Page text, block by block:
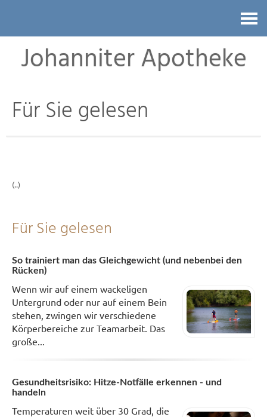
Johanniter Apotheke
Für Sie gelesen
(..)
Für Sie gelesen
So trainiert man das Gleichgewicht (und nebenbei den
Rücken)
Wenn wir auf einem wackeligen
Untergrund oder nur auf einem Bein
stehen, zwingen wir verschiedene
Körperbereiche zur Teamarbeit. Das
große...
Gesundheitsrisiko: Hitze-Notfälle erkennen - und
handeln
Temperaturen weit über 30 Grad, die